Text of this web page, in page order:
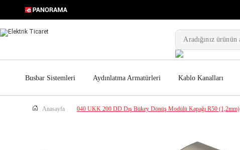
Busbar Sistemleri Aydınlatma Armatürleri Kablo Kanalları
Anasayfa 040 UKK 200 DD Dış Bükey Dönüş Modülü Kapağı R50 (1,2mm)